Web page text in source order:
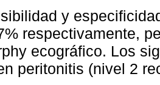
y
respectivamente,
ecográfico. Los
peritonitis (nivel 2